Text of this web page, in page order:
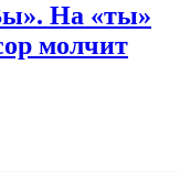
На «ты»
молчит